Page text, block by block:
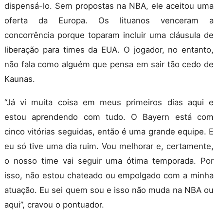
dispensá-lo. Sem propostas na NBA, ele aceitou uma
oferta da Europa. Os lituanos venceram a
concorrência porque toparam incluir uma cláusula de
liberação para times da EUA. O jogador, no entanto,
não fala como alguém que pensa em sair tão cedo de
Kaunas.
“Já vi muita coisa em meus primeiros dias aqui e
estou aprendendo com tudo. O Bayern está com
cinco vitórias seguidas, então é uma grande equipe. E
eu só tive uma dia ruim. Vou melhorar e, certamente,
o nosso time vai seguir uma ótima temporada. Por
isso, não estou chateado ou empolgado com a minha
atuação. Eu sei quem sou e isso não muda na NBA ou
aqui”, cravou o pontuador.